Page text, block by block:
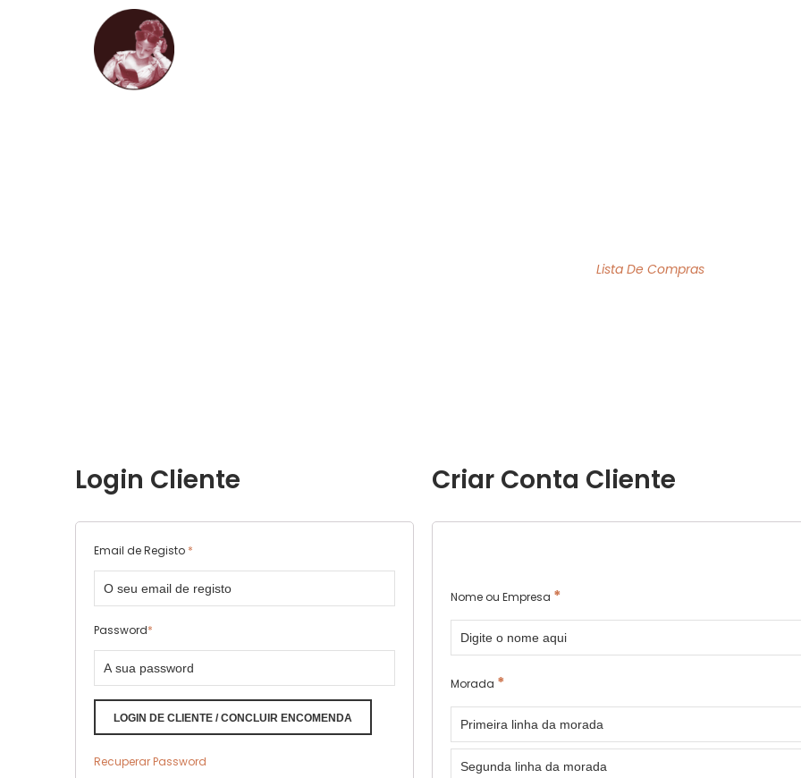
Lista De Compras
Login Cliente
Email de Registo *
Password*
LOGIN DE CLIENTE / CONCLUIR ENCOMENDA
Recuperar Password
Criar Conta Cliente
Nome ou Empresa *
Morada *